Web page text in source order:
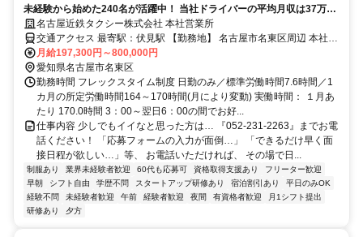
未経験から始めた240名が活躍中！ 当社ドライバーの平均月収は37万
円！ 配車予約アプリの活用と、好きな時間帯に働けるフレックス勤務が
可能♪
名古屋近鉄タクシー株式会社 本社営業所
交通アクセス 最寄駅：伏見駅 【勤務地】 名古屋市名東区周辺 本社営
業所…名古屋市中区栄一丁目15-3 アクセス…地下鉄伏見駅より徒歩7
分
月給197,300円～800,000円
愛知県名古屋市名東区
勤務時間 フレックスタイム制度 日勤のみ／標準労働時間7.6時間／1
カ月の所定労働時間164～170時間(月により変動) 実働時間： １月あ
たり 170.0時間 3：00～翌日6：00の間でお好...
仕事内容 少しでもイイなと思った方は… 『052-231-2263』までお電
話ください！ 「応募フォームの入力が面倒…」 「できるだけ早く面
接日程が欲しい…」等、 お電話いただければ、 その場で日...
制服あり 業界未経験者歓迎 60代も応募可 資格取得支援あり
フリーター歓迎
早朝
シフト自由 学歴不問 スタートアップ研修あり 宿泊割引あり
平日のみOK
経験不問
未経験者歓迎 午前 経験者歓迎 夜間 有資格者歓迎
月1シフト提出
研修あり
夕方